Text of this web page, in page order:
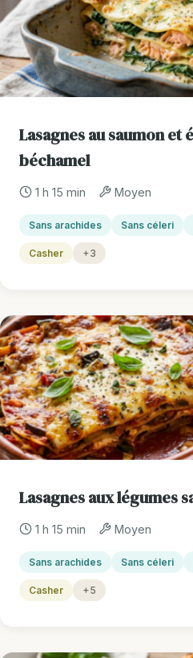
Lasagnes au saumon et
béchamel
1 h 15 min Moyen
Sans arachides Sans céleri
Casher +3
Lasagnes aux légumes
1 h 15 min Moyen
Sans arachides Sans céleri
Casher +5